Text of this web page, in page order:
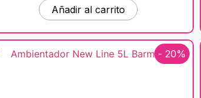
Añadir al carrito
- 20%